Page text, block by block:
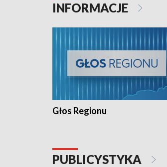
INFORMACJE
Głos Regionu
PUBLICYSTYKA